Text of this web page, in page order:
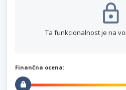
Ta funkcionalnost je na
Finančna ocena: